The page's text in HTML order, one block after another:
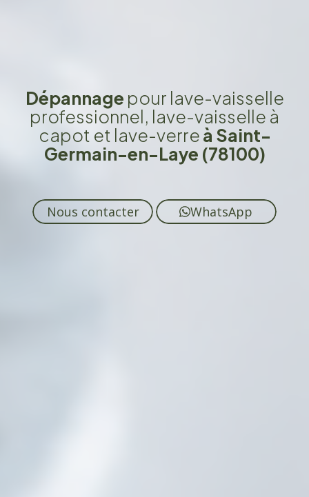
Dépannage pour lave-vaisselle
professionnel, lave-vaisselle à
capot et lave-verreà Saint-
Germain-en-Laye (78100)
Nous contacter WhatsApp